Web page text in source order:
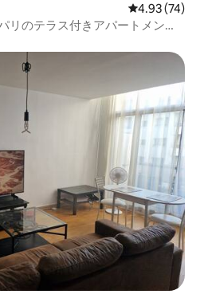
レビュー74
4.93 (74)
リのテラス付きアパートメント